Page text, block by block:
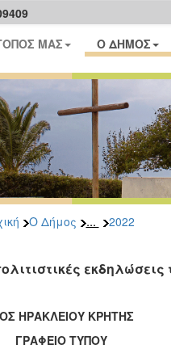
ΜΑΣ Ο ΔΗΜΟΣ
Ο Δήμος ... 2022
ΗΡΑΚΛΕΙΟΥ ΚΡΗΤΗΣ
ΤΥΠΟΥ